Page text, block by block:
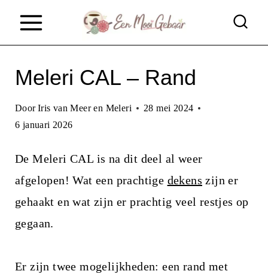
Meleri CAL – Rand
Door Iris van Meer en Meleri
28 mei 2024
6 januari 2026
De Meleri CAL is na dit deel al weer
afgelopen! Wat een prachtige dekens zijn er
gehaakt en wat zijn er prachtig veel restjes op
gegaan.
Er zijn twee mogelijkheden: een rand met